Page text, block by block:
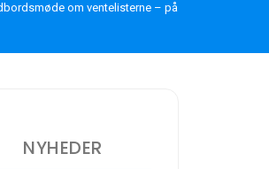
om ventelisterne – på
NYHEDER